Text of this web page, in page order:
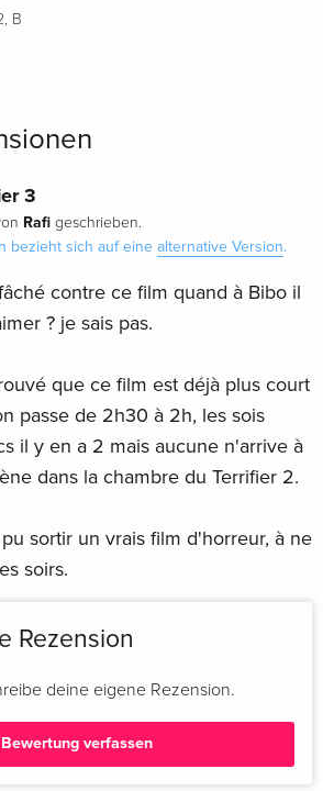
Edition, Steelbook,
vergriffen
4K Ultra HD + Blu-
vergriffen
4K Ultra HD + Blu-
, B
3
Rafi geschrieben.
bezieht sich auf eine alternative Version.
contre ce film quand à Bibo il
? je sais pas.
que ce film est déjà plus court
passe de 2h30 à 2h, les sois
il y en a 2 mais aucune n'arrive à
dans la chambre du Terrifier 2.
sortir un vrais film d'horreur, à ne
soirs.
Rezension
deine eigene Rezension.
Bewertung verfassen